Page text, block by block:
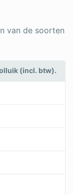
van de soorten
(incl. btw).